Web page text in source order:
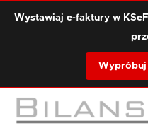
Wystawiaj e-faktury w
Wypróbuj